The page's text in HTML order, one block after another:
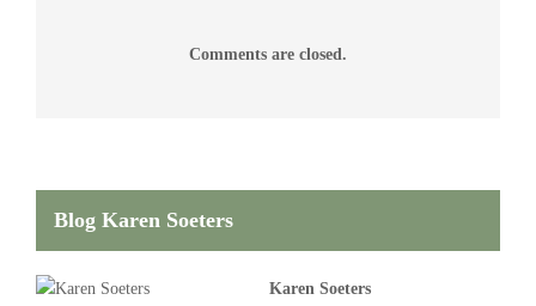
Comments are closed.
Blog Karen Soeters
Karen Soeters